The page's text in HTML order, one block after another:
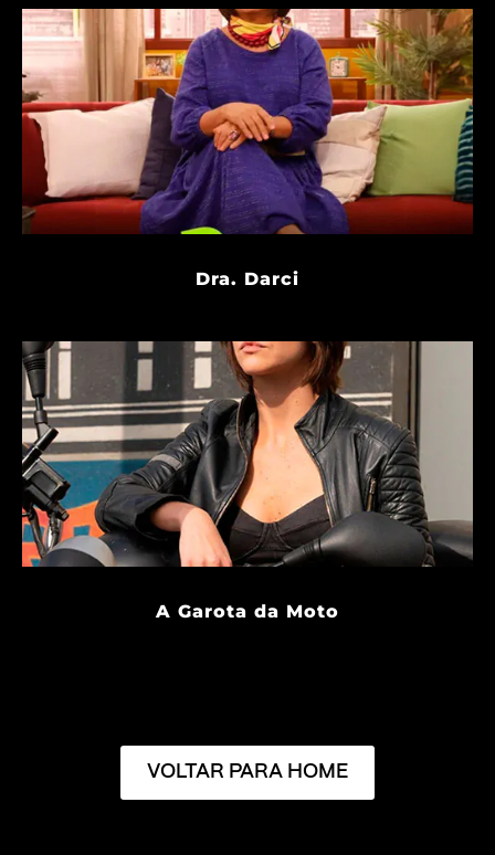
Dra. Darci
A Garota da Moto
VOLTAR PARA HOME